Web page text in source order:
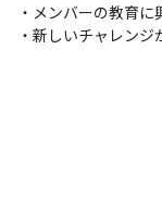
＜業務の体制＞
・1～10名程度でチ
・メンバーの教育
・新しいチャレンジ